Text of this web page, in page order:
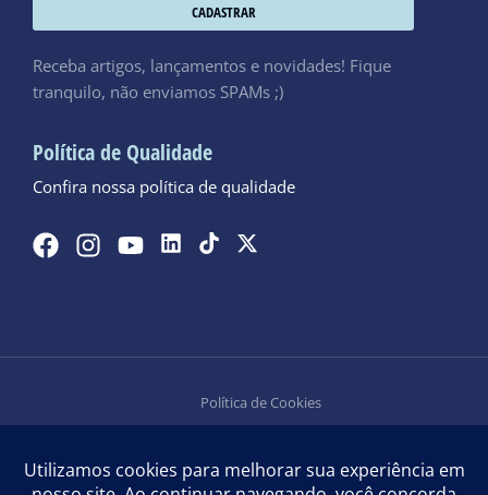
CADASTRAR
Receba artigos, lançamentos e novidades! Fique
tranquilo, não enviamos SPAMs ;)
Política de Qualidade
Confira nossa política de qualidade
Política de Cookies